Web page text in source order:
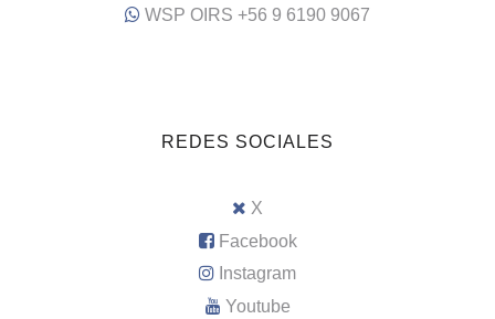
WSP OIRS +56 9 6190 9067
REDES SOCIALES
X
Facebook
Instagram
Youtube